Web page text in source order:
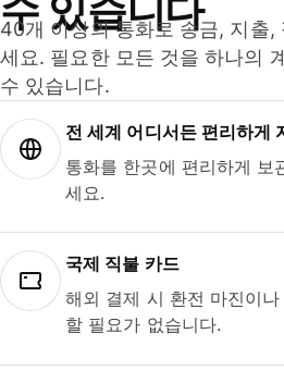
수 있습니다
40개 이상의 통화로 송금, 지출,
세요. 필요한 모든 것을 하나의
수 있습니다.
전 세계 어디서든 편리하게
통화를 한곳에 편리하게 보
세요.
국제 직불 카드
해외 결제 시 환전 마진이
할 필요가 없습니다.